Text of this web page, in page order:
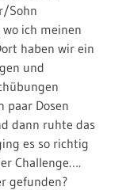
Sohn
ich meinen
haben wir ein
und
paar Dosen
dann ruhte das
es so richtig
Challenge….
gefunden?